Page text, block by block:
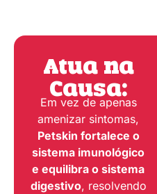
Atua na
Causa:
Em vez de apenas
amenizar sintomas,
Petskin fortalece o
sistema imunológico
e equilibra o sistema
digestivo, resolvendo